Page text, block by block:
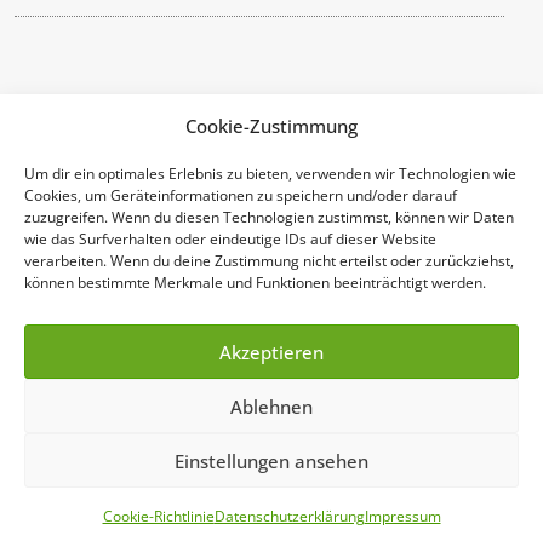
Cookie-Zustimmung
Um dir ein optimales Erlebnis zu bieten, verwenden wir Technologien wie
Cookies, um Geräteinformationen zu speichern und/oder darauf
zuzugreifen. Wenn du diesen Technologien zustimmst, können wir Daten
wie das Surfverhalten oder eindeutige IDs auf dieser Website
verarbeiten. Wenn du deine Zustimmung nicht erteilst oder zurückziehst,
können bestimmte Merkmale und Funktionen beeinträchtigt werden.
Akzeptieren
Ablehnen
Einstellungen ansehen
Cookie-RichtlinieDatenschutzerklärungImpressum
RegPower GmbH
Linzer Str. 13
93055 Regensburg
Telefon: +49 (0)9 41-600 988 55
Telefax: +49 (0)9 41-89 84 70 90
Geschäftszeiten